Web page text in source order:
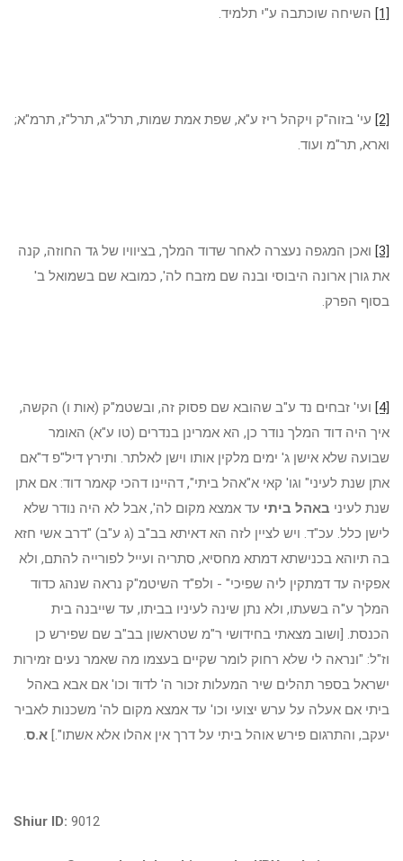
[1] השיחה שוכתבה ע"י תלמיד.
[2] עי' בזוה"ק ויקהל ריז ע"א, שפת אמת שמות, תרל"ג, תרל"ז, תרמ"א;
וארא, תר"מ ועוד.
[3] ואכן המגפה נעצרה לאחר שדוד המלך, בציוויו של גד החוזה, קנה
את גורן ארונה היבוסי ובנה שם מזבח לה', כמובא שם בשמואל ב'
בסוף הפרק.
[4] ועי' זבחים נד ע"ב שהובא שם פסוק זה, ובשטמ"ק (אות ו) הקשה,
איך היה דוד המלך נודר כן, הא אמרינן בנדרים (טו ע"א) האומר
שבועה שלא אישן ג' ימים מלקין אותו וישן לאלתר. ותירץ דיל"פ ד"אם
אתן שנת לעיני" וגו' קאי א"אהל ביתי", דהיינו דהכי קאמר דוד: אם אתן
שנת לעיני באהל ביתי עד אמצא מקום לה', אבל לא היה נודר שלא
לישן כלל. עכ"ד. ויש לציין לזה הא דאיתא בב"ב (ג ע"ב) "דרב אשי חזא
בה תיוהא בכנישתא דמתא מחסיא, סתריה ועייל לפורייה להתם, ולא
אפקיה עד דמתקין ליה שפיכי" - ולפ"ד השיטמ"ק נראה שנהג כדוד
המלך ע"ה בשעתו, ולא נתן שינה לעיניו בביתו, עד שייבנה בית
הכנסת. [ושוב מצאתי בחידושי ר"מ שטראשון בב"ב שם שפירש כן
וז"ל: "ונראה לי שלא רחוק לומר שקיים בעצמו מה שאמר נעים זמירות
ישראל בספר תהלים שיר המעלות זכור ה' לדוד וכו' אם אבא באהל
ביתי אם אעלה על ערש יצועי וכו' עד אמצא מקום לה' משכנות לאביר
יעקב, והתרגום פירש אוהל ביתי על דרך אין אהלו אלא אשתו".] א.ס.
Shiur ID: 9012